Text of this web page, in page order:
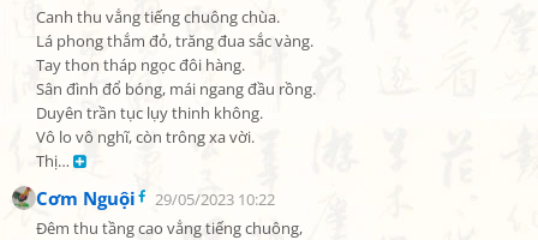
Canh thu vẳng tiếng chuông chùa.
Lá phong thắm đỏ, trăng đua sắc vàng.
Tay thon tháp ngọc đôi hàng.
Sân đình đổ bóng, mái ngang đầu rồng.
Duyên trần tục lụy thinh không.
Vô lo vô nghĩ, còn trông xa vời.
Thị…
Cơm Nguội
29/05/2023 10:22
Đêm thu tầng cao vẳng tiếng chuông,